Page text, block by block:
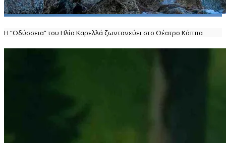
Η “Οδύσσεια” του Ηλία Καρελλά ζωντανεύει στο Θέατρο Κάππα